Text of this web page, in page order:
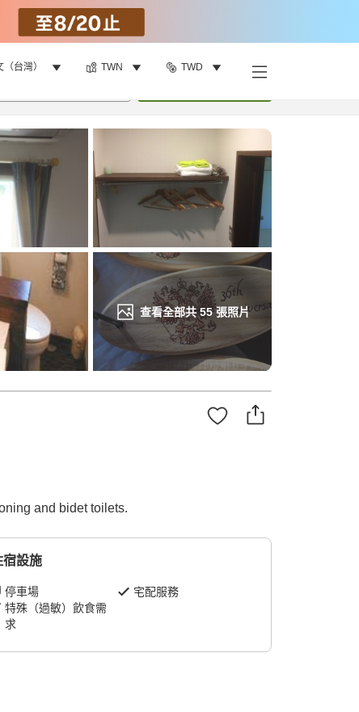
台灣） TWN TWD
查看全部共55張照片
and bidet toilets.
宿設施
停車場
宅配服務
特殊（過敏）飲食需
求